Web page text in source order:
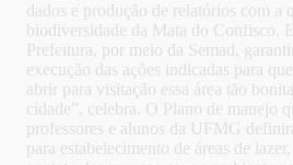
dados e produção de relatórios com a
biodiversidade da Mata do Confisco.
Prefeitura, por meio da Semad,
execução das ações indicadas para
abrir para visitação essa área tão
cidade”, celebra. O Plano de manejo
professores e alunos da UFMG
para estabelecimento de áreas de